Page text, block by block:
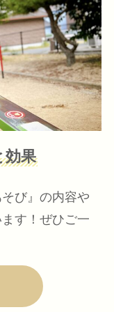
効果
び』の内容や
す！ぜひご一